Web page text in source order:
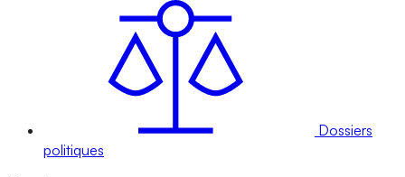
Dossiers
politiques